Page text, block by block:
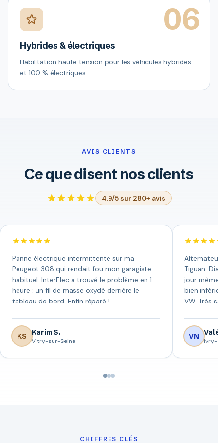
06
Hybrides & électriques
Habilitation haute tension pour les véhicules hybrides
et 100 % électriques.
AVIS CLIENTS
Ce que disent nos clients
4.9/5 sur 280+ avis
Panne électrique intermittente sur ma
Peugeot 308 qui rendait fou mon garagiste
habituel. InterElec a trouvé le problème en 1
heure : un fil de masse oxydé derrière le
tableau de bord. Enfin réparé !
KS Karim S.
Vitry-sur-Seine
Tiguan.
jour
bien
VW. Très
VN
Ivry-
CHIFFRES CLÉS